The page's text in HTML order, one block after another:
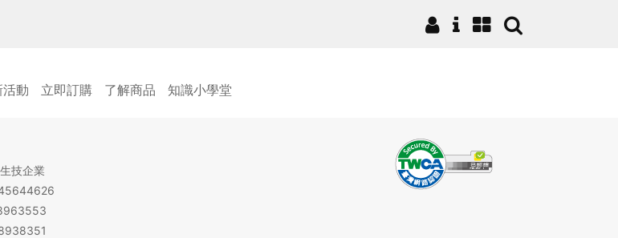
動 立即訂購 了解商品 知識小學堂
技企業